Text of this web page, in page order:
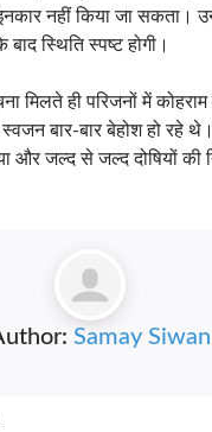
नहीं किया जा सकता।
बाद स्थिति स्पष्ट होगी।
मिलते ही परिजनों में
बार-बार बेहोश हो रहे
जल्द से जल्द दोषियों की
Samay Siwan